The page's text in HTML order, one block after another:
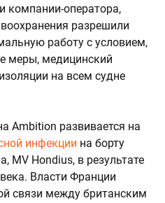
компании-оператора,
разрешили
работу с условием,
меры, медицинский
на всем судне
Ambition развивается на
инфекции на борту
MV Hondius, в результате
Власти Франции
связи между британским